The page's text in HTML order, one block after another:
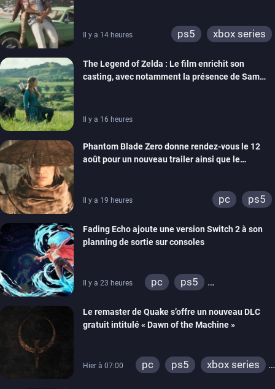
Il y a 14 heures ps5 xbox series
The Legend of Zelda : Le film enrichit son
casting, avec notamment la présence de Sam
Il y a 16 heures
Phantom Blade Zero donne rendez-vous le 12
août pour un nouveau trailer ainsi que le
Il y a 19 heures pc ps5
Fading Echo ajoute une version Switch 2 à son
planning de sortie sur consoles
Il y a 23 heures pc
ps5
Le remaster de Quake s’offre un nouveau DLC
gratuit intitulé « Dawn of the Machine »
Hier à 07:00 pc ps5
xbox series